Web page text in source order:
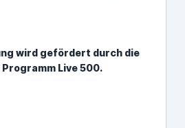
wird gefördert durch die
Live 500.